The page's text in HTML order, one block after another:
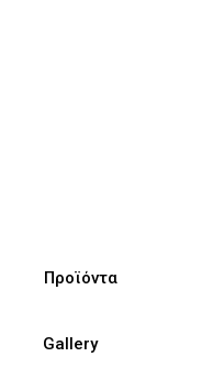
Προϊόντα
Gallery